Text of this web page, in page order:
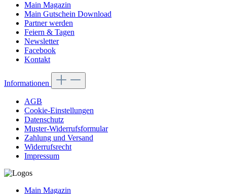
Main Magazin
Main Gutschein Download
Partner werden
Feiern & Tagen
Newsletter
Facebook
Kontakt
Informationen
AGB
Cookie-Einstellungen
Datenschutz
Muster-Widerrufsformular
Zahlung und Versand
Widerrufsrecht
Impressum
Main Magazin